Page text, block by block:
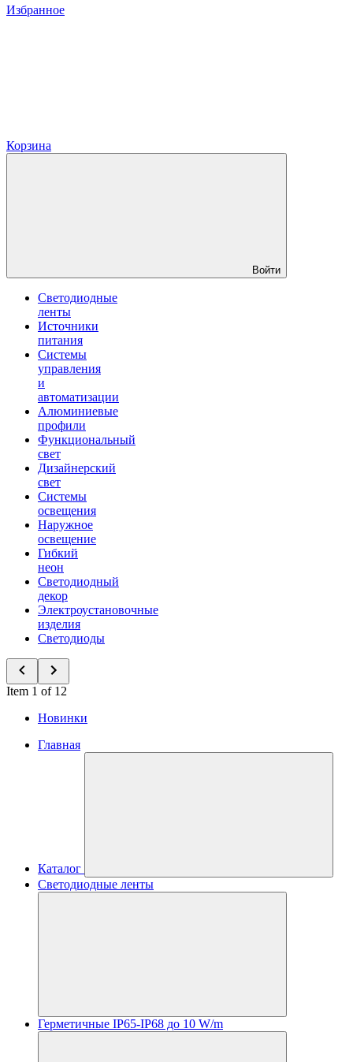
Избранное
Корзина
Войти
Светодиодные
ленты
Источники
питания
Системы
управления
и
автоматизации
Алюминиевые
профили
Функциональный
свет
Дизайнерский
свет
Системы
освещения
Наружное
освещение
Гибкий
неон
Светодиодный
декор
Электроустановочные
изделия
Светодиоды
Item 1 of 12
Новинки
Главная
Каталог
Светодиодные ленты
Герметичные IP65-IP68 до 10 W/m